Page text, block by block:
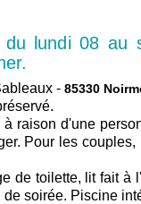
lundi 08 au
- 85330
à raison d'une
Pour les couples,
de toilette, lit fait à
soirée. Piscine